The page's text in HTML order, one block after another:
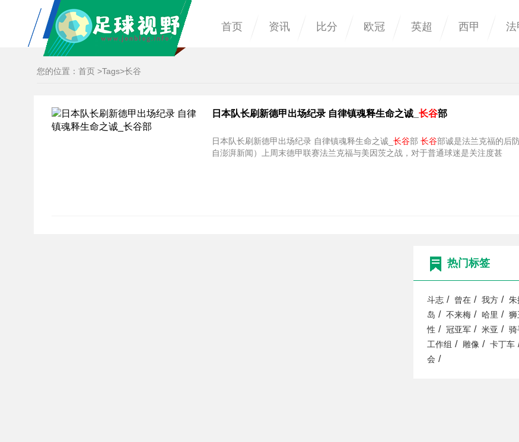
首页 资讯 比分 欧冠 英超 西甲 法
您的位置： 首页 >Tags>长谷
日本队长刷新德甲出场纪录 自律镇魂释生命之诚_ 长谷部
日本队长刷新德甲出场纪录 自律镇魂释生命之诚_ 长谷部 长谷部诚是法兰克福的后
自澎湃新闻）上周末德甲联赛法兰克福与美因茨之战，对于普通球迷是关注度甚
热门标签
斗志 / 曾在 / 我方 / 朱
岛 / 不来梅 / 哈里 / 狮
性 / 冠亚军 / 米亚 / 骑
工作组 / 雕像 / 卡丁车
会 /